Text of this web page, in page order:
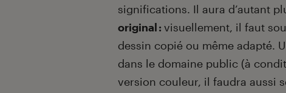
significations. Il aura d’autant
original :visuellement, il faut
dessin copié ou même adapté.
dans le domaine public (à
version couleur, il faudra aussi